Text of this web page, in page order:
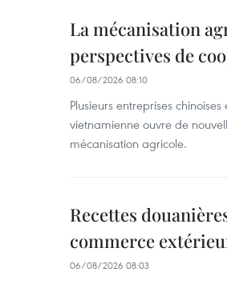
La mécanisation
perspectives de
06/08/2026 08:10
Plusieurs entreprises
vietnamienne ouvre de
mécanisation agricole.
Recettes
commerce
06/08/2026 08:03